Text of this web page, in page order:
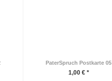
PaterSpruch Postkarte 05
1,00 € *